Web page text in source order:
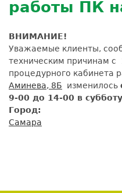
безопасности
работы ПК
ВНИМАНИЕ!
Уважаемые клиенты,
техническим причинам с
процедурного кабинета
Аминева, 8Б изменилось
9-00 до 14-00 в
Город:
Самара